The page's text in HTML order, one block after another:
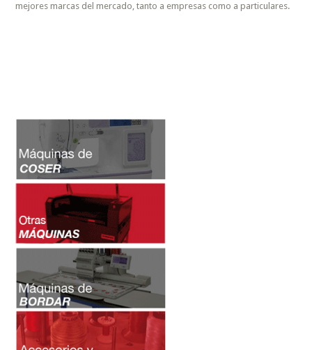
mejores marcas del mercado, tanto a empresas como a particulares.